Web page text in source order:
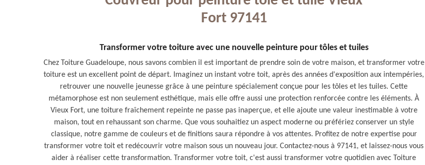
Fort 97141
Transformer votre toiture avec une nouvelle peinture pour tôles et tuiles
Chez Toiture Guadeloupe, nous savons combien il est important de prendre soin de votre maison, et transformer votre
toiture est un excellent point de départ. Imaginez un instant votre toit, après des années d'exposition aux intempéries,
retrouver une nouvelle jeunesse grâce à une peinture spécialement conçue pour les tôles et les tuiles. Cette
métamorphose est non seulement esthétique, mais elle offre aussi une protection renforcée contre les éléments. À
Vieux Fort, une toiture fraîchement repeinte ne passe pas inaperçue, et elle ajoute une valeur inestimable à votre
maison, tout en rehaussant son charme. Que vous souhaitiez un aspect moderne ou préfériez conserver un style
classique, notre gamme de couleurs et de finitions saura répondre à vos attentes. Profitez de notre expertise pour
transformer votre toit et redécouvrir votre maison sous un nouveau jour. Contactez-nous à 97141, et laissez-nous vous
aider à réaliser cette transformation. Transformer votre toit, c'est aussi transformer votre quotidien avec Toiture